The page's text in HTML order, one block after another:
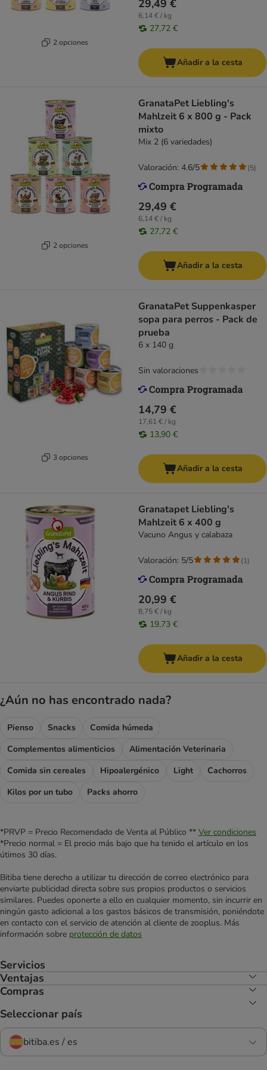
2 opciones
29,49 €
6,14 € / kg
27,72 €
Añadir a la cesta
2 opciones
GranataPet Liebling's
Mahlzeit 6 x 800 g - Pack
mixto
Mix 2 (6 variedades)
29,49 €
6,14 € / kg
27,72 €
Valoración: 4.6/5 (5)
Añadir a la cesta
3 opciones
GranataPet Suppenkasper
sopa para perros - Pack de
prueba
6 x 140 g
14,79 €
17,61 € / kg
13,90 €
Sin valoraciones
Añadir a la cesta
Granatapet Liebling's
Mahlzeit 6 x 400 g
Vacuno Angus y calabaza
20,99 €
8,75 € / kg
19,73 €
Valoración: 5/5 (1)
Añadir a la cesta
¿Aún no has encontrado nada?
Pienso Snacks
Comida húmeda
Complementos alimenticios
Alimentación Veterinaria
Comida sin cereales
Hipoalergénico Light
Cachorros
Kilos por un tubo
Packs ahorro
*PRVP = Precio Recomendado de Venta al Público ** Ver condiciones
*Precio normal = El precio más bajo que ha tenido el artículo en los
útimos 30 días.
Bitiba tiene derecho a utilizar tu dirección de correo electrónico para
enviarte publicidad directa sobre sus propios productos o servicios
similares. Puedes oponerte a ello en cualquier momento, sin incurrir en
ningún gasto adicional a los gastos básicos de transmisión, poniéndote
en contacto con el servicio de atención al cliente de zooplus. Más
información sobre protección de datos
Servicios
Ventajas
Compras
Seleccionar país
bitiba.es / es